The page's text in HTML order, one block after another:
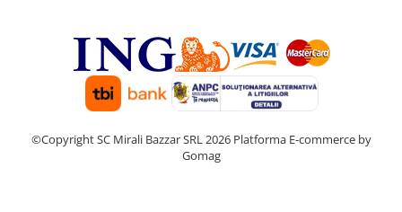
©Copyright SC Mirali Bazzar SRL 2026 Platforma E-commerce by
Gomag